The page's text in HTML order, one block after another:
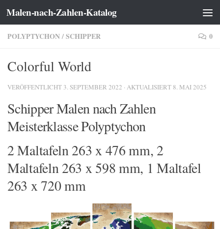
Zum Inhalt springen
Malen-nach-Zahlen-Katalog
POLYPTYCHON/SCHIPPER 0
Colorful World
VERÖFFENTLICHT 3. SEPTEMBER 2022 · AKTUALISIERT 8. MAI 2025
Schipper Malen nach Zahlen
Meisterklasse Polyptychon
2 Maltafeln 263 x 476 mm, 2
Maltafeln 263 x 598 mm, 1 Maltafel
263 x 720 mm